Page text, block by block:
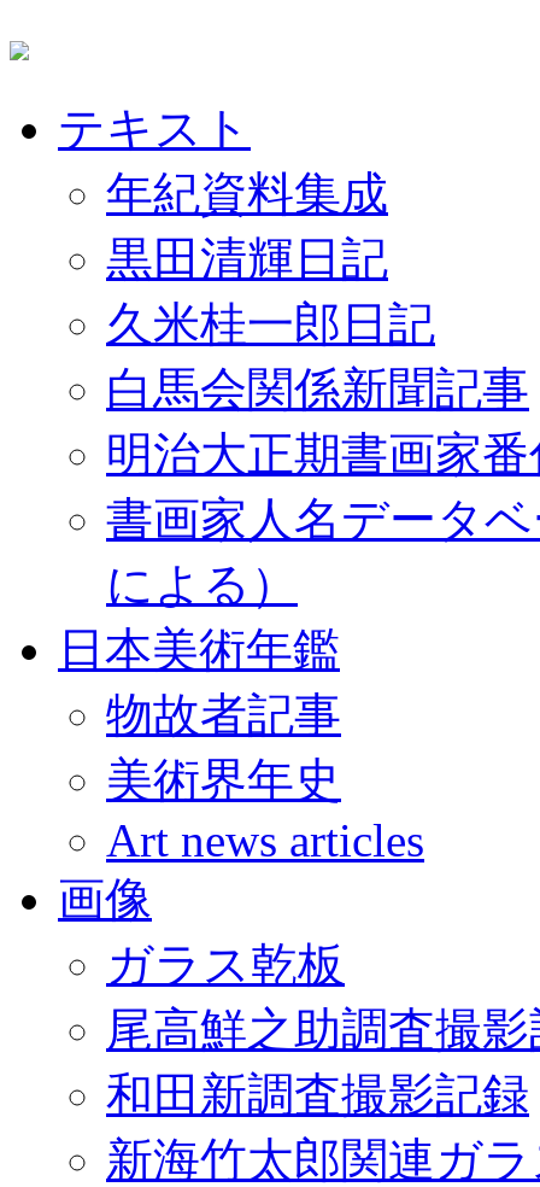
テキスト
年紀資料集成
黒田清輝日記
久米桂一郎日記
白馬会関係新聞記事
明治大正期書画家
書画家人名データ
による）
日本美術年鑑
物故者記事
美術界年史
Art news articles
画像
ガラス乾板
尾高鮮之助調査撮
和田新調査撮影記録
新海竹太郎関連ガ